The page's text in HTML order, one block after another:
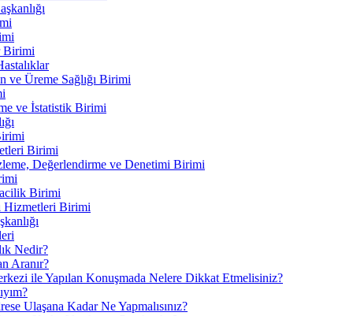
Birimi
ve Üreme Sağlığı Birimi
ve İstatistik Birimi
Birimi
Değerlendirme ve Denetimi Birimi
Birimi
Hizmetleri Birimi
Nedir?
Aranır?
ile Yapılan Konuşmada Nelere Dikkat Etmelisiniz?
Ulaşana Kadar Ne Yapmalısınız?